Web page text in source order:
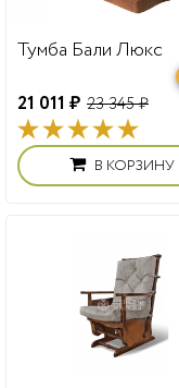
Тумба Бали Люкс
21 011 ₽ 23 345 ₽
В КОРЗИНУ